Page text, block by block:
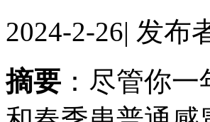
2024-2-26| 发布
摘要 ：尽管你